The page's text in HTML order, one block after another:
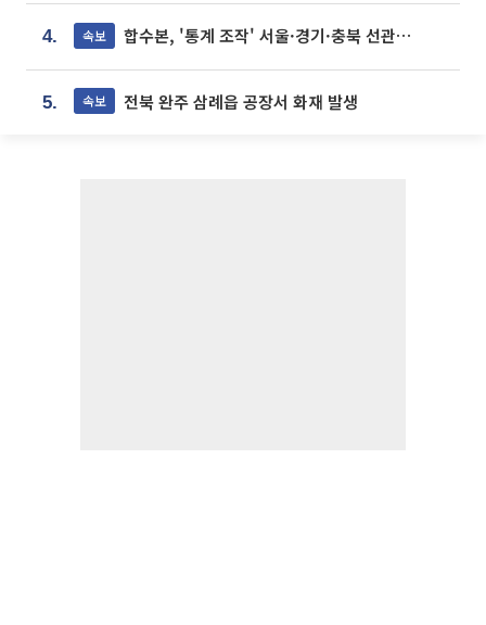
4. 속보 합수본, '통계 조작' 서울·경기·충북 선관위 등 추가 압수수색
5. 속보 전북 완주 삼례읍 공장서 화재 발생